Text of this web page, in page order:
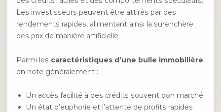
Les investisseurs peuvent être attirés par des
rendements rapides, alimentant ainsi la surenchère
des prix de manière artificielle.
Parmi les caractéristiques d’une bulle immobilière,
on note généralement :
Un accès facilité à des crédits souvent bon marché.
Un état d’euphorie et l’attente de profits rapides